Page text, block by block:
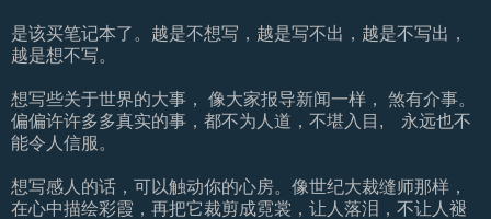
是该买笔记本了。越是不想写，越是写不出，越是不写出，
越是想不写。
想写些关于世界的大事， 像大家报导新闻一样， 煞有介事。
偏偏许许多多真实的事，都不为人道，不堪入目, 永远也不
能令人信服。
想写感人的话，可以触动你的心房。像世纪大裁缝师那样，
在心中描绘彩霞，再把它裁剪成霓裳，让人落泪，不让人褪